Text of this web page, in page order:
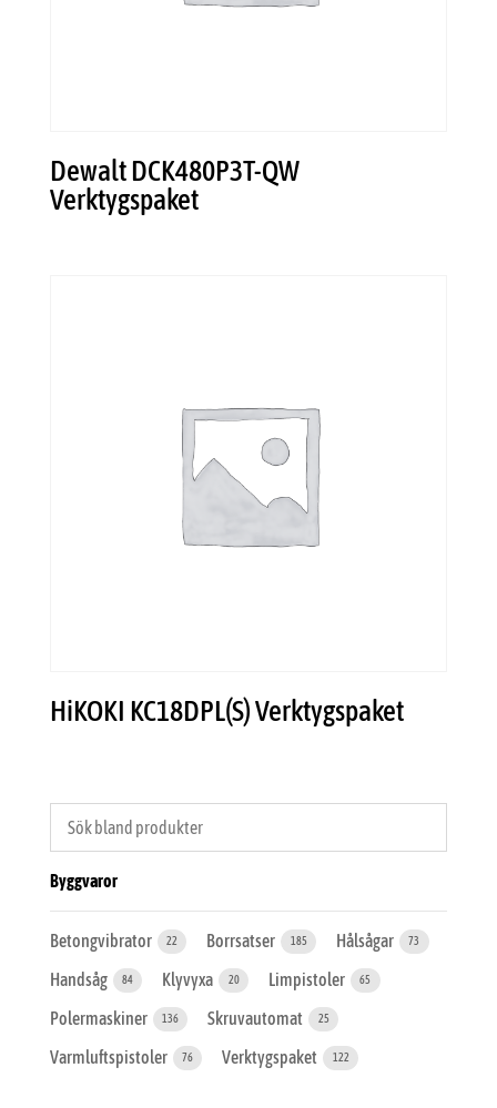
Dewalt DCK480P3T-QW
Verktygspaket
HiKOKI KC18DPL(S) Verktygspaket
Byggvaror
Betongvibrator 22 Borrsatser 185 Hålsågar 73
Handsåg 84 Klyvyxa 20 Limpistoler 65
Polermaskiner 136 Skruvautomat 25
Varmluftspistoler 76 Verktygspaket 122